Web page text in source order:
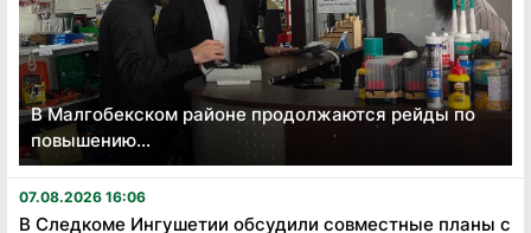
В Малгобекском районе продолжаются рейды по
повышению...
07.08.2026 16:06
В Следкоме Ингушетии обсудили совместные планы с